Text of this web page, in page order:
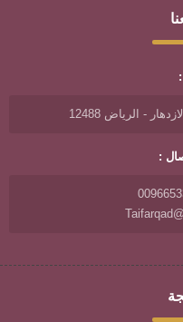
- الرياض 12488
: